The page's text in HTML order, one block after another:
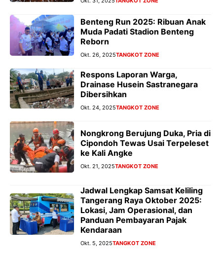
Benteng Run 2025: Ribuan Anak
Muda Padati Stadion Benteng
Reborn
Okt. 26, 2025TANGKOT ZONE
Respons Laporan Warga,
Drainase Husein Sastranegara
Dibersihkan
Okt. 24, 2025TANGKOT ZONE
Nongkrong Berujung Duka, Pria di
Cipondoh Tewas Usai Terpeleset
ke Kali Angke
Okt. 21, 2025TANGKOT ZONE
Jadwal Lengkap Samsat Keliling
Tangerang Raya Oktober 2025:
Lokasi, Jam Operasional, dan
Panduan Pembayaran Pajak
Kendaraan
Okt. 5, 2025TANGKOT ZONE